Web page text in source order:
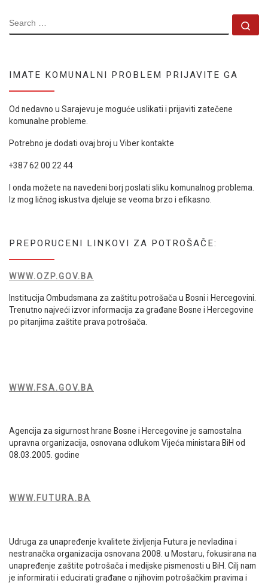
SEARCH
IMATE KOMUNALNI PROBLEM PRIJAVITE GA
Od nedavno u Sarajevu je moguće uslikati i prijaviti zatečene
komunalne probleme.
Potrebno je dodati ovaj broj u Viber kontakte
+387 62 00 22 44
I onda možete na navedeni borj poslati sliku komunalnog problema.
Iz mog ličnog iskustva djeluje se veoma brzo i efikasno.
PREPORUCENI LINKOVI ZA POTROŠAČE:
WWW.OZP.GOV.BA
Institucija Ombudsmana za zaštitu potrošača u Bosni i Hercegovini.
Trenutno najveći izvor informacija za građane Bosne i Hercegovine
po pitanjima zaštite prava potrošača.
WWW.FSA.GOV.BA
Agencija za sigurnost hrane Bosne i Hercegovine je samostalna
upravna organizacija, osnovana odlukom Vijeća ministara BiH od
08.03.2005. godine
WWW.FUTURA.BA
Udruga za unapređenje kvalitete življenja Futura je nevladina i
nestranačka organizacija osnovana 2008. u Mostaru, fokusirana na
unapređenje zaštite potrošača i medijske pismenosti u BiH. Cilj nam
je informirati i educirati građane o njihovim potrošačkim pravima i
0
Shares